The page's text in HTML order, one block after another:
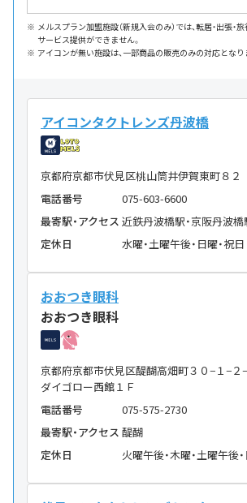
メルスプラン加盟施設（新規入会のみ）では、転居・出張・
サービス提供ができません。
アイコンが無い施設は、一部商品の販売のみの対応となり
アイコンタクトレンズ丹波橋
京都府京都市伏見区桃山筒井伊賀東町８２
電話番号
075-603-6600
最寄駅・アクセス 近鉄丹波橋駅・京阪丹波
定休日
水曜・土曜午後・日曜・祝日
おおつき眼科
おおつき眼科
京都府京都市伏見区醍醐高畑町３０−１−
ダイゴロー西館１Ｆ
電話番号
075-575-2730
最寄駅・アクセス 醍醐
定休日
火曜午後・木曜・土曜午後